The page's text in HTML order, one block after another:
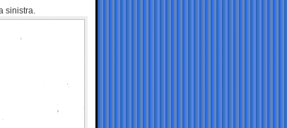
sinistra.